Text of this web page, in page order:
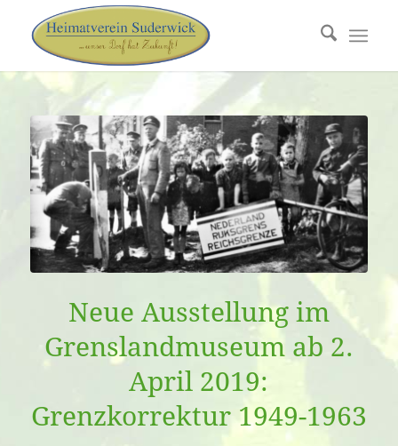
Neue Ausstellung im
Grenslandmuseum ab 2.
April 2019:
Grenzkorrektur 1949-1963